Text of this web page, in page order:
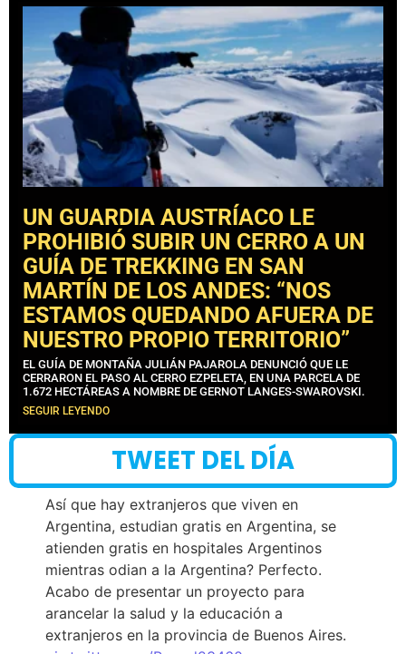
UN GUARDIA AUSTRÍACO LE
PROHIBIÓ SUBIR UN CERRO A UN
GUÍA DE TREKKING EN SAN
MARTÍN DE LOS ANDES: “NOS
ESTAMOS QUEDANDO AFUERA DE
NUESTRO PROPIO TERRITORIO”
EL GUÍA DE MONTAÑA JULIÁN PAJAROLA DENUNCIÓ QUE LE
CERRARON EL PASO AL CERRO EZPELETA, EN UNA PARCELA DE
1.672 HECTÁREAS A NOMBRE DE GERNOT LANGES-SWAROVSKI.
SEGUIR LEYENDO
TWEET DEL DÍA
Así que hay extranjeros que viven en
Argentina, estudian gratis en Argentina, se
atienden gratis en hospitales Argentinos
mientras odian a la Argentina? Perfecto.
Acabo de presentar un proyecto para
arancelar la salud y la educación a
extranjeros en la provincia de Buenos Aires.